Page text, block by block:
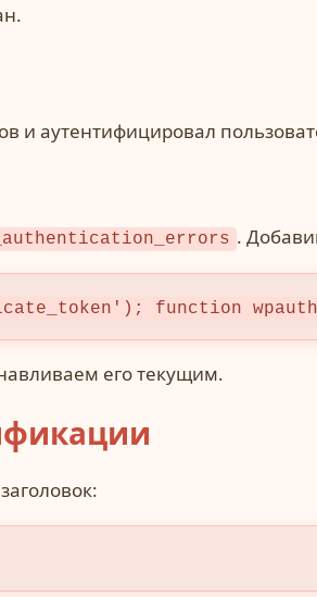
и аутентифицировал
.
function
его текущим.